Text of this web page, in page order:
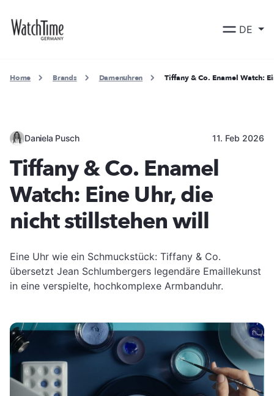
DE
Home Brands Damenuhren Tiffany & Co. Enamel Watch:
Daniela Pusch 11. Feb 2026
Tiffany & Co. Enamel
Watch: Eine Uhr, die
nicht stillstehen will
Eine Uhr wie ein Schmuckstück: Tiffany & Co.
übersetzt Jean Schlumbergers legendäre Emaillekunst
in eine verspielte, hochkomplexe Armbanduhr.